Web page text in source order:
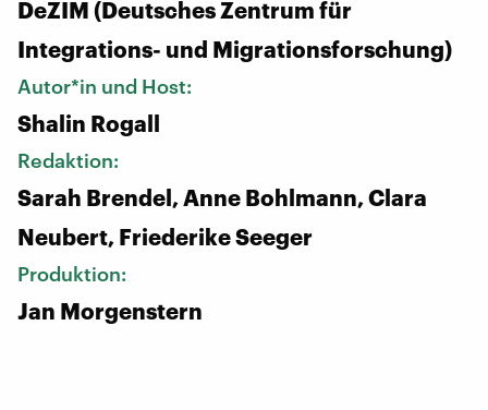
DeZIM (Deutsches Zentrum für
Integrations- und Migrationsforschung)
Autor*in und Host:
Shalin Rogall
Redaktion:
Sarah Brendel, Anne Bohlmann, Clara
Neubert, Friederike Seeger
Produktion:
Jan Morgenstern